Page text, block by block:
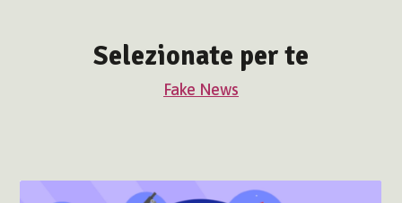
Selezionate per te
Fake News